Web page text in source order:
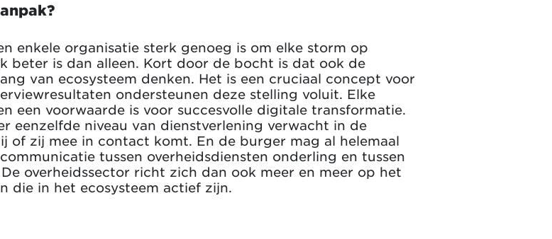
enkele organisatie sterk genoeg is om elke storm op
beter is dan alleen. Kort door de bocht is dat ook de
van ecosysteem denken. Het is een cruciaal concept voor
ondersteunen deze stelling voluit. Elke
een voorwaarde is voor succesvolle digitale transformatie.
eenzelfde niveau van dienstverlening verwacht in de
of zij mee in contact komt. En de burger mag al helemaal
tussen overheidsdiensten onderling en tussen
overheidssector richt zich dan ook meer en meer op het
die in het ecosysteem actief zijn.